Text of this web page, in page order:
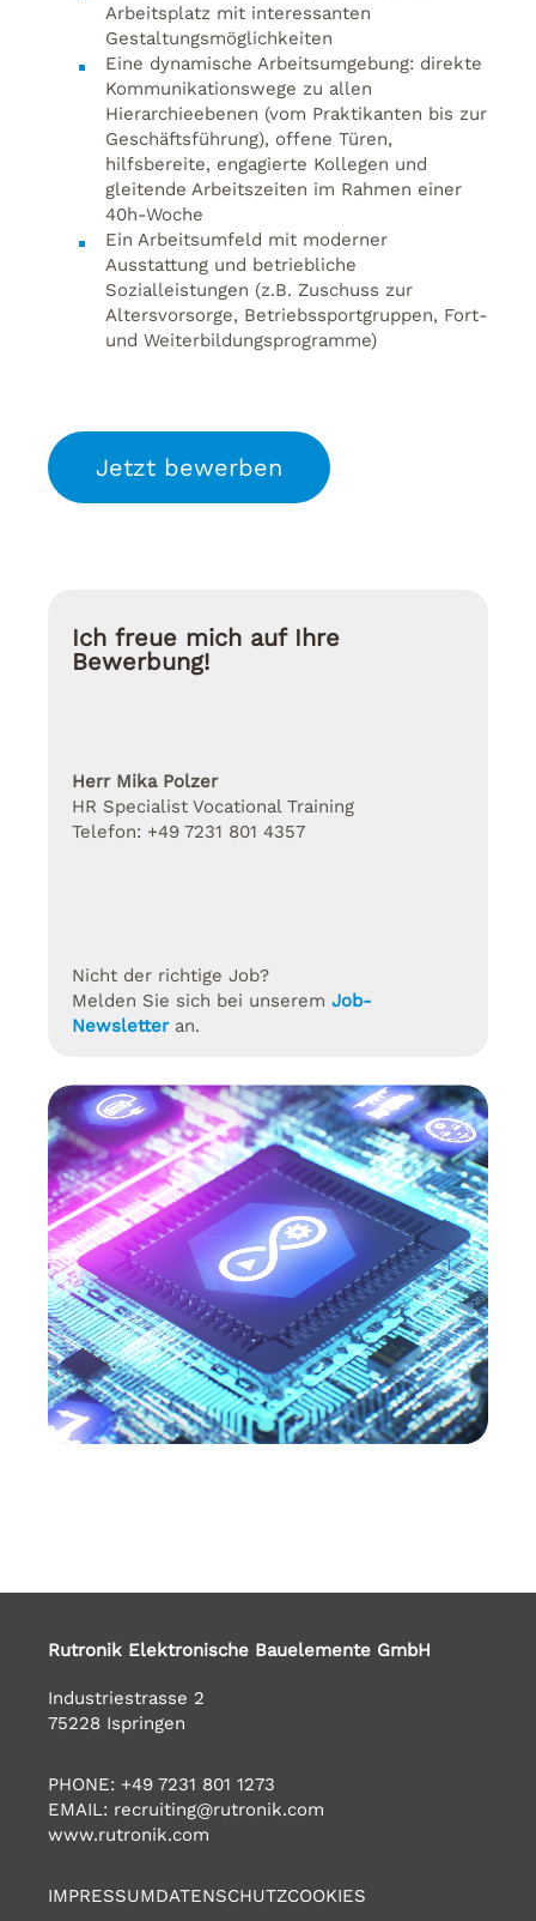
Arbeitsplatz mit interessanten
Gestaltungsmöglichkeiten
Eine dynamische Arbeitsumgebung: direkte
Kommunikationswege zu allen
Hierarchieebenen (vom Praktikanten bis zur
Geschäftsführung), offene Türen,
hilfsbereite, engagierte Kollegen und
gleitende Arbeitszeiten im Rahmen einer
40h-Woche
Ein Arbeitsumfeld mit moderner
Ausstattung und betriebliche
Sozialleistungen (z.B. Zuschuss zur
Altersvorsorge, Betriebssportgruppen, Fort-
und Weiterbildungsprogramme)
Jetzt bewerben
Ich freue mich auf Ihre
Bewerbung!
Herr Mika Polzer
HR Specialist Vocational Training
Telefon: +49 7231 801 4357
Nicht der richtige Job?
Melden Sie sich bei unserem Job-
Newsletteran.
Rutronik Elektronische Bauelemente GmbH
Industriestrasse 2
75228 Ispringen
PHONE: +49 7231 801 1273
EMAIL: recruiting@rutronik.com
www.rutronik.com
IMPRESSUMDATENSCHUTZCOOKIES